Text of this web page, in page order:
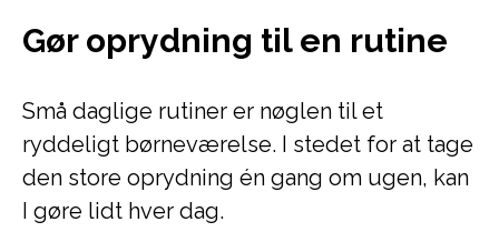
Gør oprydning til en rutine
Små daglige rutiner er nøglen til et
ryddeligt børneværelse. I stedet for at tage
den store oprydning én gang om ugen, kan
I gøre lidt hver dag.